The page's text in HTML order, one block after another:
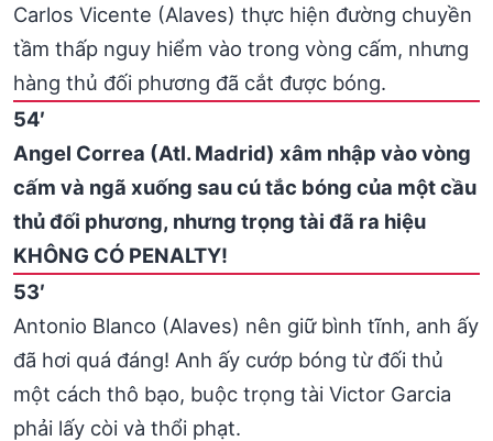
Carlos Vicente (Alaves) thực hiện đường chuyền
tầm thấp nguy hiểm vào trong vòng cấm, nhưng
hàng thủ đối phương đã cắt được bóng.
54′
Angel Correa (Atl. Madrid) xâm nhập vào vòng
cấm và ngã xuống sau cú tắc bóng của một cầu
thủ đối phương, nhưng trọng tài đã ra hiệu
KHÔNG CÓ PENALTY!
53′
Antonio Blanco (Alaves) nên giữ bình tĩnh, anh ấy
đã hơi quá đáng! Anh ấy cướp bóng từ đối thủ
một cách thô bạo, buộc trọng tài Victor Garcia
phải lấy còi và thổi phạt.